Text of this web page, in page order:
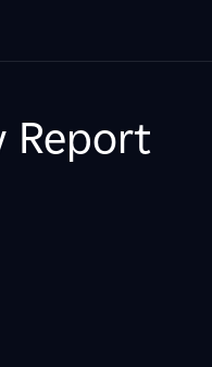
Report